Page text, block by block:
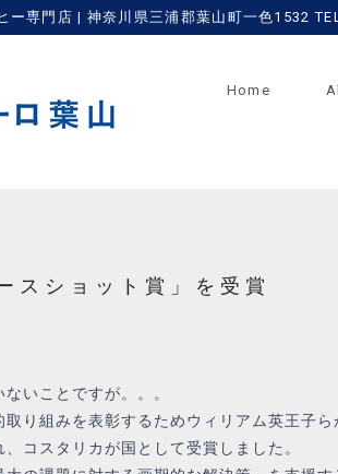
ー専門店 | 神奈川県三浦郡葉山町一色1532
Home
スショット賞」を受賞
いことですが。。。
り組みを表彰するためウィリアム英王子
コスタリカが国として受賞しました。